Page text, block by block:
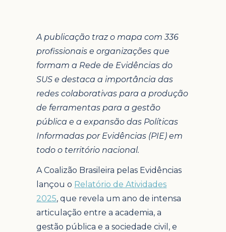
A publicação traz o mapa com 336
profissionais e organizações que
formam a Rede de Evidências do
SUS e destaca a importância das
redes colaborativas para a produção
de ferramentas para a gestão
pública e a expansão das Políticas
Informadas por Evidências (PIE) em
todo o território nacional.
A Coalizão Brasileira pelas Evidências
lançou o Relatório de Atividades
2025, que revela um ano de intensa
articulação entre a academia, a
gestão pública e a sociedade civil, e